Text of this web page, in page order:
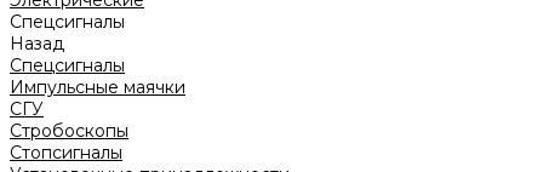
Спецсигналы
Назад
Спецсигналы
Импульсные маячки
СГУ
Стробоскопы
Стопсигналы